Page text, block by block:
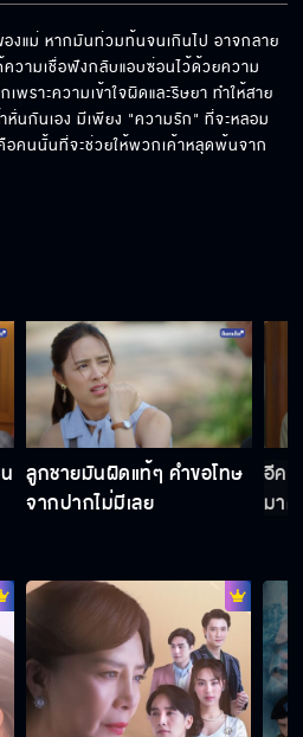
ไม่ต้อง คุยกันเรื่องสินสอดเลยดีกว่า
เสียอำนาจถ้าคุณขึ้นบริหาร คนนั้นแหละน่า
กว่ามีเตี่ยของลื้อให้ท้ายแล้วจะกลั่นแกล้งลูก
านทำให้น้อยใจ คุณสามีต้องล้างจาน และ
าด้วย
งแม่ หากมันท่วมท้นจนเกินไป อาจกลาย
วามเชื่อฟังกลับแอบซ่อนไว้ด้วยความ
ราะความเข้าใจผิดและริษยา ทำให้สาย
นกันเอง มีเพียง "ความรัก" ที่จะหลอม
อคนนั้นที่จะช่วยให้พวกเค้าหลุดพ้นจาก
ลูกชายมันผิดแท้ๆ คำขอโทษ
จากปากไม่มีเลย
อีคน
มาด่